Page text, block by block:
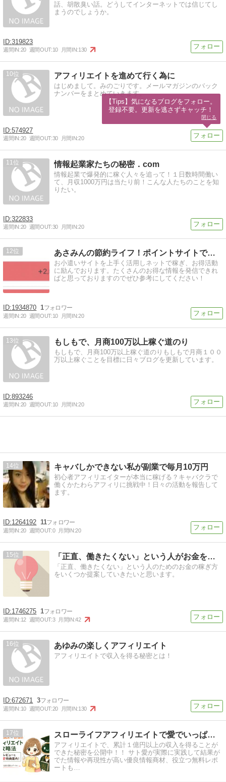
話、胡散臭い話。どうしてインターネットでは信じてし
まうのでしょうか。
319823
週間IN:20 週間OUT:10 月間IN:130
10 アフィリエイトを進めて行く為に
はじめまして。みのごりです。メールマガジンのバック
ナンバーをまとめていきます。
574927
週間IN:20 週間OUT:30 月間IN:20
11 情報起業家たちの秘密．com
情報起業で爆発的に稼ぐ人々を追って！１日数時間働い
て、月収1000万円は当たり前！こんな人たちのことを知
りたい。
322833
週間IN:20 週間OUT:30 月間IN:20
12 あさみんの節約ライフ！ポイントサイトで稼ぐお得大好き生活
お小遣いサイトを上手く活用しネットで稼ぎ、お得活動
に励んでおります。たくさんのお得な情報を発信できれ
ばと思っておりますのでぜひ参考にしてください！
1934870 1
週間IN:20 週間OUT:10 月間IN:20
13 もしもで、月商100万以上稼ぐ道のり
もしもで、月商100万以上稼ぐ道のりもしもで月商１００
万以上稼ぐことを目標に日々ブログを更新しています。
893246
週間IN:20 週間OUT:10 月間IN:20
14 キャバしかできない私が副業で毎月10万円
初心者アフィリエイターが本当に稼げる？キャバクラで
働くかたわらアフィリに挑戦中！日々の活動を報告して
ます。
1264192 11
週間IN:20 週間OUT:0 月間IN:20
15 「正直、働きたくない」という人がお金を稼ぐ方法
「正直、働きたくない」という人のためのお金の稼ぎ方
をいくつか提案していきたいと思います。
1746275 1
週間IN:12 週間OUT:3 月間IN:42
16 あゆみの楽しくアフィリエイト
アフィリエイトで収入を得る秘密とは！
672671 3
週間IN:10 週間OUT:20 月間IN:130
17 スローライフアフィリエイトで愛でいっぱいのお金持ちになる方法
アフィリエイトで、累計１億円以上の収入を得ることが
できた秘密を公開中！！ サト愛が実際に実践して結果が
でた情報や再現性が高い優良情報商材、役立つ無料レポ
ートも…
【Tips】気になるブログをフォロー。
登録不要。更新を逃さずキャッチ！
閉じる